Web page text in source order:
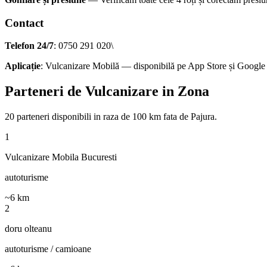
Contact
Telefon 24/7: 0750 291 020\
Aplicație: Vulcanizare Mobilă — disponibilă pe App Store și Google
Parteneri de Vulcanizare in Zona
20 parteneri disponibili in raza de 100 km fata de Pajura.
1
Vulcanizare Mobila Bucuresti
autoturisme
~6 km
2
doru olteanu
autoturisme / camioane